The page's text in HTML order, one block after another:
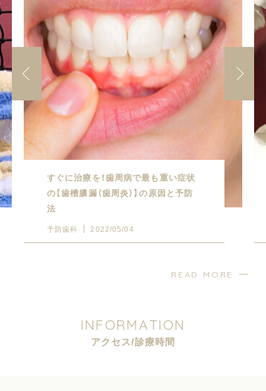
すぐに治療を！歯周病で最も重い症状
の【歯槽膿漏（歯周炎）】の原因と予防
法
予防歯科 2022/05/04
READ MORE
INFORMATION
アクセス/診療時間